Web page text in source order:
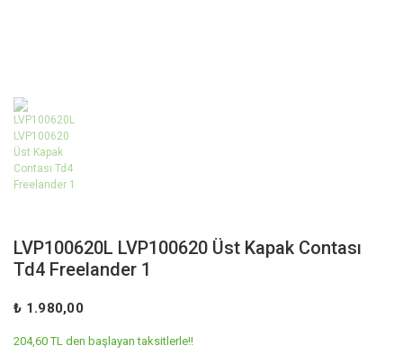
LVP100620L LVP100620 Üst Kapak Contası
Td4 Freelander 1
₺ 1.980,00
204,60 TL den başlayan taksitlerle!!